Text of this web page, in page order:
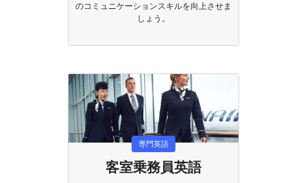
のコミュニケーションスキルを向上させま
しょう。
専門英語
客室乗務員英語